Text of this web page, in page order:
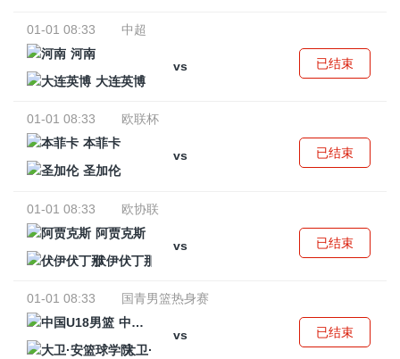
01-01 08:33
中超
河南
vs
大连英博
已结束
01-01 08:33
欧联杯
本菲卡
vs
圣加伦
已结束
01-01 08:33
欧协联
阿贾克斯
vs
伏伊伏丁那
已结束
01-01 08:33
国青男篮热身赛
中国U18男篮
vs
大卫·安篮球学院
已结束